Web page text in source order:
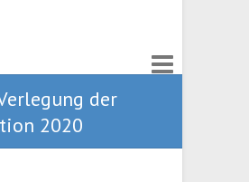
der
2020